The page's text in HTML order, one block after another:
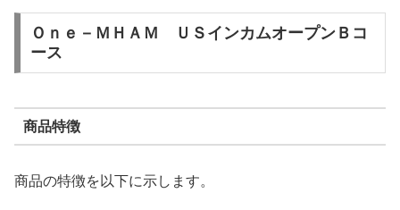
Ｏｎｅ－ＭＨＡＭ ＵＳインカムオープンＢコ
ース
商品特徴
商品の特徴を以下に示します。